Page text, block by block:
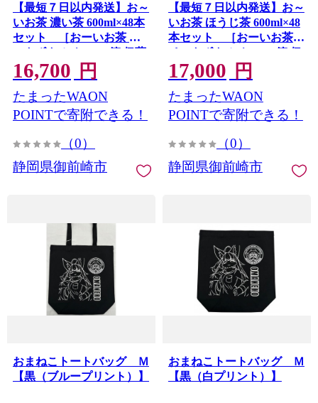
【最短７日以内発送】お～
いお茶 濃い茶 600ml×48本
セット ［おーいお茶 ペ
ットボトル ケース 箱 伊藤
園 静岡］
16,700 円
たまったWAON
POINTで寄附できる！
（0）
静岡県御前崎市
【最短７日以内発送】お～
いお茶 ほうじ茶 600ml×48
本セット ［おーいお茶
ペットボトル ケース 箱 伊
藤園 静岡］
17,000 円
たまったWAON
POINTで寄附できる！
（0）
静岡県御前崎市
おまねこトートバッグ Ｍ
【黒（ブループリント）】
おまねこトートバッグ Ｍ
【黒（白プリント）】